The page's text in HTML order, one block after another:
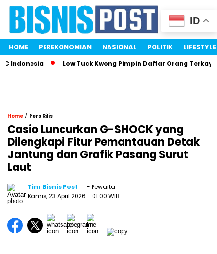
HOME PEREKONOMIAN NASIONAL POLITIK LIFESTYLE
Indonesia Low Tuck Kwong Pimpin Daftar Orang Terkaya
Home / Pers Rilis
Casio Luncurkan G-SHOCK yang
Dilengkapi Fitur Pemantauan Detak
Jantung dan Grafik Pasang Surut
Laut
Tim Bisnis Post
- Pewarta
Kamis, 23 April 2026 - 01:00 WIB
ID